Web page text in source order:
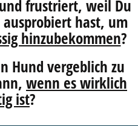
frustriert, weil Du
hast, um
hinzubekommen?
Hund vergeblich zu
wenn es wirklich
ist?